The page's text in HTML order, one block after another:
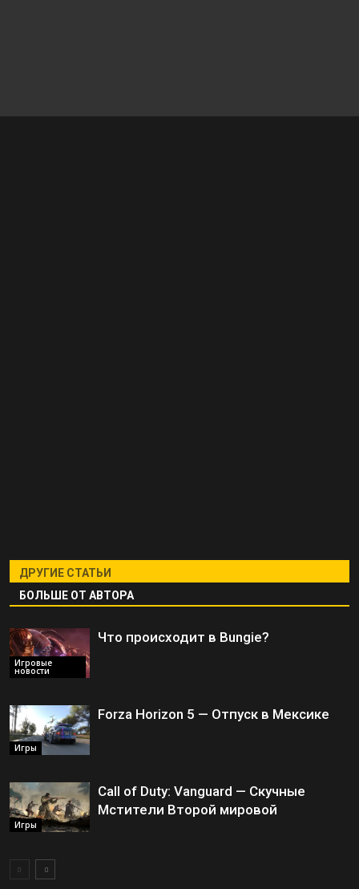
ДРУГИЕ СТАТЬИ
БОЛЬШЕ ОТ АВТОРА
Игровые
новости
Что происходит в Bungie?
Игры
Forza Horizon 5 — Отпуск в Мексике
Игры
Call of Duty: Vanguard — Скучные
Мстители Второй мировой